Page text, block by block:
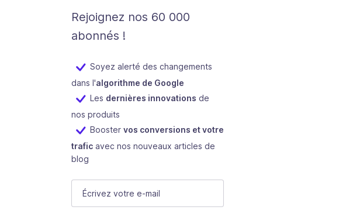
Rejoignez nos 60 000
abonnés !
Soyez alerté des changements
dans l'algorithme de Google
Les dernières innovations de
nos produits
Booster vos conversions et votre
trafic avec nos nouveaux articles de
blog
Phone
E-mail (Nécessaire)